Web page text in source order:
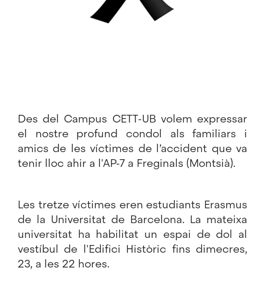
Des del Campus CETT-UB volem expressar
el nostre profund condol als familiars i
amics de les víctimes de l’accident que va
tenir lloc ahir a l'AP-7 a Freginals (Montsià).
Les tretze víctimes eren estudiants Erasmus
de la Universitat de Barcelona. La mateixa
universitat ha habilitat un espai de dol al
vestíbul de l'Edifici Històric fins dimecres,
23, a les 22 hores.